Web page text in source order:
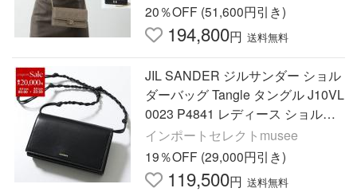
20％OFF (51,600円引き)
194,800円 送料無料
JIL SANDER ジルサンダー ショル
ダーバッグ Tangle タングル J10VL
0023 P4841 レディース ショルダ
ーウォレット 鞄 001/BLACK J10V
L0023P4841001
インポートセレクトmusee
19％OFF (29,000円引き)
119,500円 送料無料